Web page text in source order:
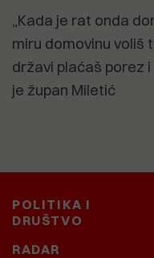
„Kada je rat onda
miru domovinu voliš
državi plaćaš porez
je župan Miletić
POLITIKA I
DRUŠTVO
RADAR